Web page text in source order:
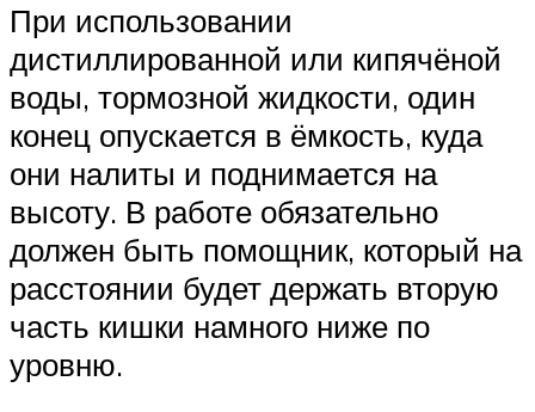
При использовании
дистиллированной или кипячёной
воды, тормозной жидкости, один
конец опускается в ёмкость, куда
они налиты и поднимается на
высоту. В работе обязательно
должен быть помощник, который на
расстоянии будет держать вторую
часть кишки намного ниже по
уровню.